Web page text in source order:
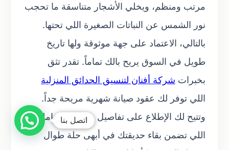
مرتب ومنظم، ويخلي الأشجار متناسقة ما تحجب
نور الشمس عن النباتات الصغيرة اللي تحتها.
بالتالي، الاعتماد على جهة موثوقة ولها تاريخ
طويل في السوق يريح بالك تماماً. تقدر تثق
بخبرات شركة أفنان لتنسيق الحدائق المنزلية
اللي توفر لك عقود صيانة شهرية مريحة جداً.
وتتيح لك الإطلاع على تفاصيلخدماتنا
الشاملة
اللي تضمن بقاء حديقتك في أبهى حلة طوال
اتصل بنا